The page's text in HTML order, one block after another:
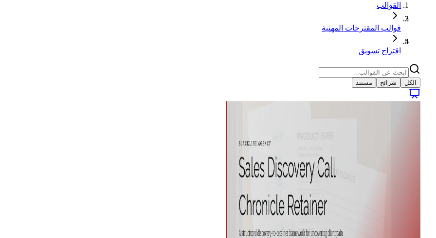
القوالب
قوالب المقترحات المهنية
اقتراح تسويق
الكل شرائح مستند